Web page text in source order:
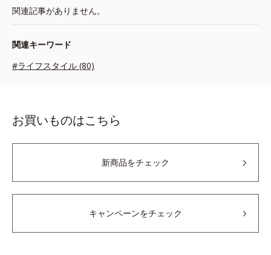
関連記事がありません。
関連キーワード
#ライフスタイル (80)
お買いものはこちら
新商品をチェック
キャンペーンをチェック